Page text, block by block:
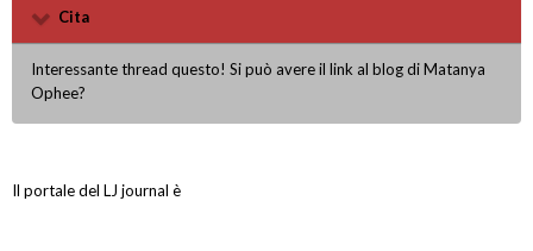
Cita
Interessante thread questo! Si può avere il link al blog di Matanya
Ophee?
Il portale del LJ journal è